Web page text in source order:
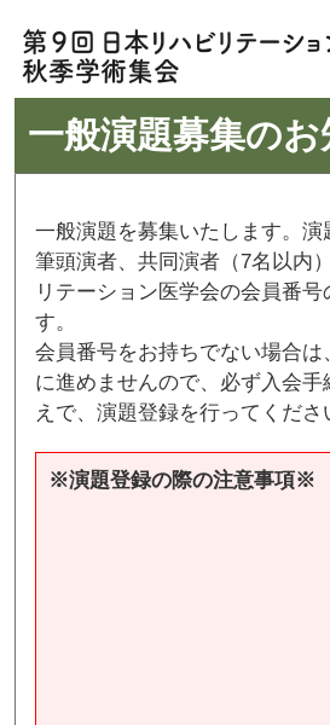
一般演題募集の
一般演題を募集いたします。演
筆頭演者、共同演者（7名以内
リテーション医学会の会員番
す。
会員番号をお持ちでない場合は
に進めませんので、必ず入会手
えで、演題登録を行ってくださ
※演題登録の際の注意事項※